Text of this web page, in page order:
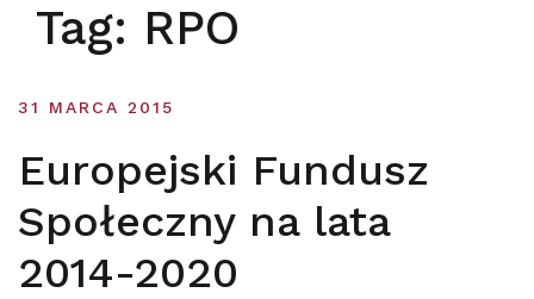
Tag: RPO
31 MARCA 2015
Europejski Fundusz
Społeczny na lata
2014-2020